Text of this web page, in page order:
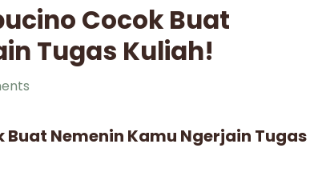
Cocok Buat
Tugas Kuliah!
Nemenin Kamu Ngerjain Tugas